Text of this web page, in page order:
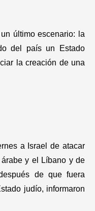
último escenario: la
del país un Estado
la creación de una
a Israel de atacar
y el Líbano y de
de que fuera
judío, informaron